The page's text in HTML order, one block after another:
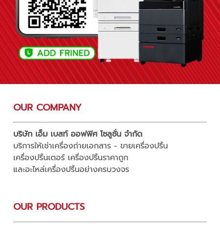
OUR COMPANY
บริษัท เอ็ม เบสท์ ออฟฟิศ โซลูชั่น จำกัด
บริการให้เช่าเครื่องถ่ายเอกสาร - ขายเครื่องปริ้น
เครื่องปริ้นเตอร์ เครื่องปริ้นราคาถูก
และอะไหล่เครื่องปริ้นอย่างครบวงจร
OUR PRODUCTS